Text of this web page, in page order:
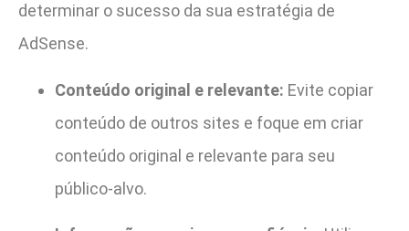
determinar o sucesso da sua estratégia de
AdSense.
Conteúdo original e relevante: Evite copiar
conteúdo de outros sites e foque em criar
conteúdo original e relevante para seu
público-alvo.